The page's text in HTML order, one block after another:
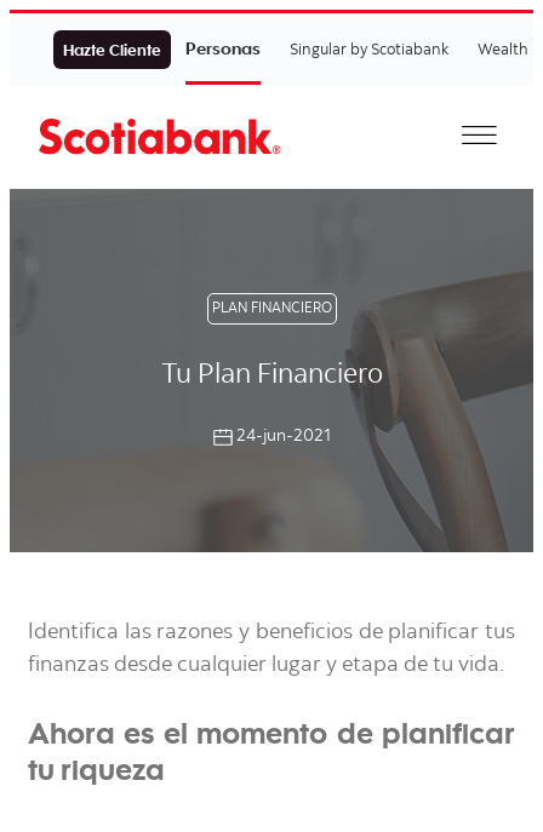
Hazte Cliente Personas Singular by Scotiabank Wealth
PLAN FINANCIERO
Tu Plan Financiero
24-jun-2021
Identifica las razones y beneficios de planificar tus
finanzas desde cualquier lugar y etapa de tu vida.
Ahora es el momento de planificar
tu riqueza